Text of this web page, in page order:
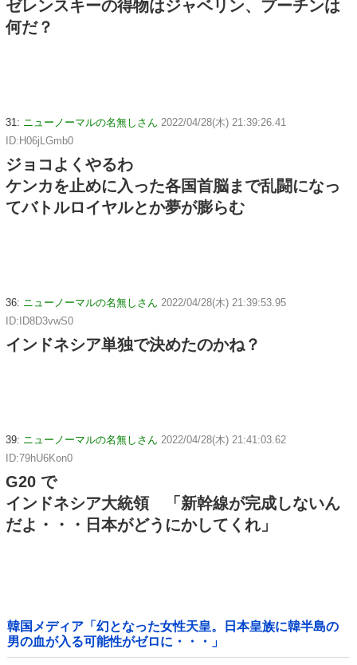
ゼレンスキーの得物はジャベリン、プーチンは
何だ？
31: ニューノーマルの名無しさん 2022/04/28(木) 21:39:26.41
ID:H06jLGmb0
ジョコよくやるわ
ケンカを止めに入った各国首脳まで乱闘になっ
てバトルロイヤルとか夢が膨らむ
36: ニューノーマルの名無しさん 2022/04/28(木) 21:39:53.95
ID:ID8D3vwS0
インドネシア単独で決めたのかね？
39: ニューノーマルの名無しさん 2022/04/28(木) 21:41:03.62
ID:79hU6Kon0
G20 で
インドネシア大統領 「新幹線が完成しないん
だよ・・・日本がどうにかしてくれ」
韓国メディア「幻となった女性天皇。日本皇族に韓半島の
男の血が入る可能性がゼロに・・・」